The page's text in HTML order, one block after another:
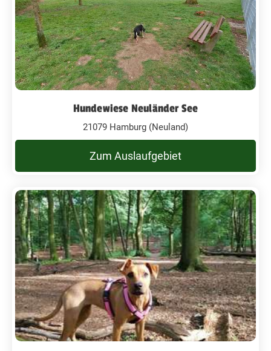
Hundewiese Neuländer See
21079 Hamburg (Neuland)
Zum Auslaufgebiet